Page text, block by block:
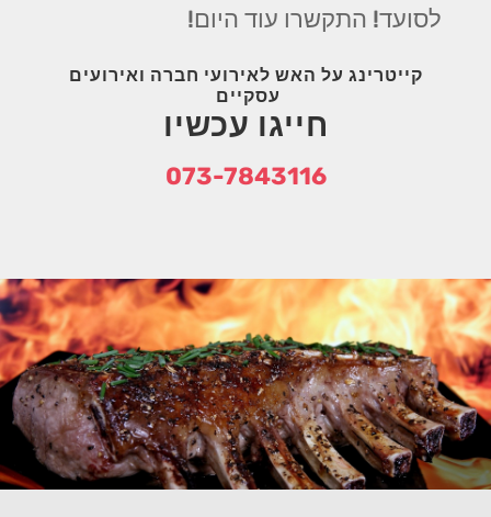
לסועד! התקשרו עוד היום!
קייטרינג על האש לאירועי חברה ואירועים
עסקיים
חייגו עכשיו
073-7843116